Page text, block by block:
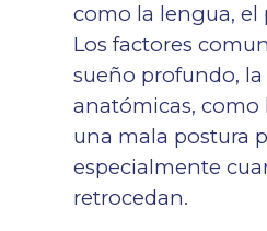
como la lengua, el
Los factores
sueño profundo,
anatómicas, como
una mala postura
especialmente
retrocedan.